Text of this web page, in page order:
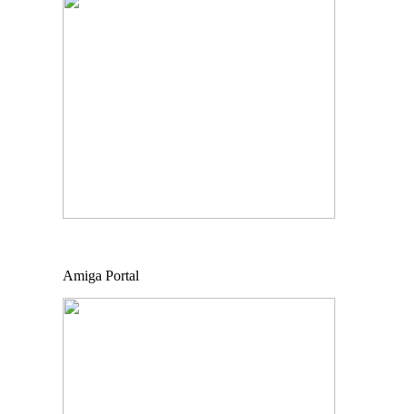
Amiga Portal